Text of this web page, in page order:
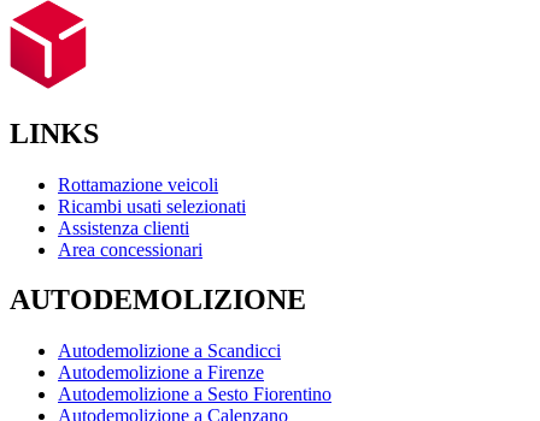
LINKS
Rottamazione veicoli
Ricambi usati selezionati
Assistenza clienti
Area concessionari
AUTODEMOLIZIONE
Autodemolizione a Scandicci
Autodemolizione a Firenze
Autodemolizione a Sesto Fiorentino
Autodemolizione a Calenzano